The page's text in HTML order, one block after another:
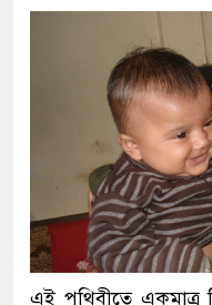
এই পৃথিবীতে একমাত্র